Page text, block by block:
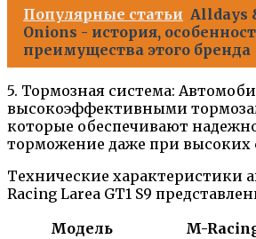
Популярные статьи Alldays
Onions - история,
преимущества этого бренда
5. Тормозная система:
высокоэффективными
которые обеспечивают
торможение даже при высоких
Технические характеристики
Racing Larea GT1 S9
Модель
M-